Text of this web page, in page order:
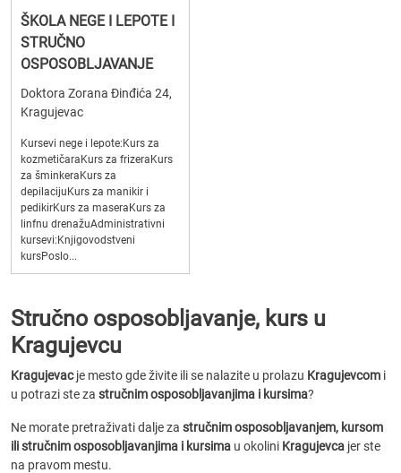
ŠKOLA NEGE I LEPOTE I
STRUČNO
OSPOSOBLJAVANJE
Doktora Zorana Đinđića 24,
Kragujevac
Kursevi nege i lepote:Kurs za
kozmetičaraKurs za frizeraKurs
za šminkeraKurs za
depilacijuKurs za manikir i
pedikirKurs za maseraKurs za
linfnu drenažuAdministrativni
kursevi:Knjigovodstveni
kursPoslo...
Stručno osposobljavanje, kurs u
Kragujevcu
Kragujevacje mesto gde živite ili se nalazite u prolazu Kragujevcom i
u potrazi ste za stručnim osposobljavanjima i kursima?
Ne morate pretraživati dalje za stručnim osposobljavanjem, kursom
ili stručnim osposobljavanjima i kursima u okolini Kragujevca jer ste
na pravom mestu.